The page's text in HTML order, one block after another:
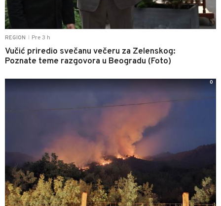
REGION Pre 3 h
Vučić priredio svečanu večeru za Zelenskog:
Poznate teme razgovora u Beogradu (Foto)
0